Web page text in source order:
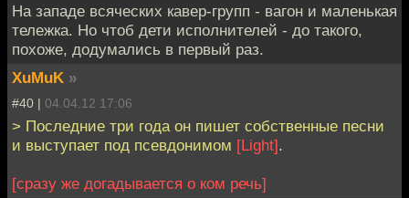
На западе всяческих кавер-групп - вагон и маленькая
тележка. Но чтоб дети исполнителей - до такого,
похоже, додумались в первый раз.
XuMuK »
#40 | 04.04.12 17:06
> Последние три года он пишет собственные песни
и выступает под псевдонимом [Light].
[сразу же догадывается о ком речь]